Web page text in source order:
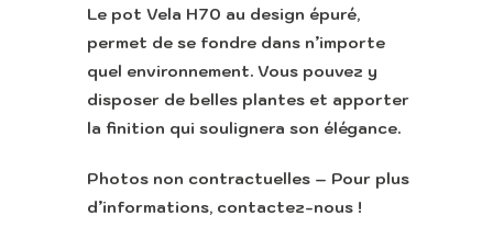
Le pot Vela H70 au design épuré,
permet de se fondre dans n’importe
quel environnement. Vous pouvez y
disposer de belles plantes et apporter
la finition qui soulignera son élégance.
Photos non contractuelles – Pour plus
d’informations, contactez-nous !